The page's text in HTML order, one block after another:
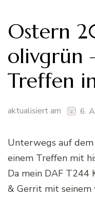
Ostern
olivgrün
Treffen
aktualisiert am 6.
Unterwegs auf
einem Treffen mit
Da mein DAF T244
& Gerrit mit seinem